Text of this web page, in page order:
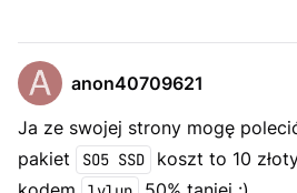
anon40709621
Ja ze swojej strony mogę
pakiet
SO5 SSD
koszt to 10